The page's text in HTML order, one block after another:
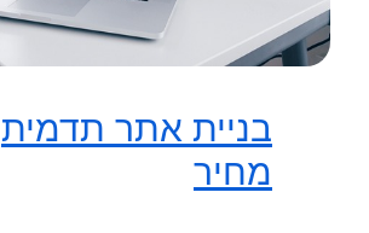
בניית אתר תדמית
מחיר